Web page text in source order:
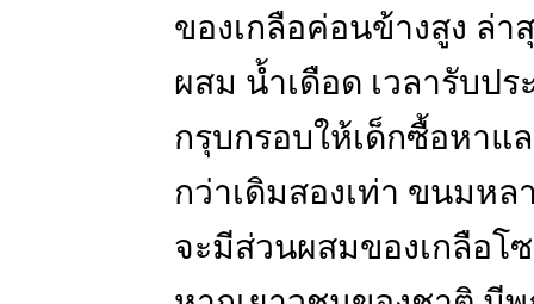
ของเกลือค่อนข้างสูง ล่
ผสม น้ำเดือด เวลารับป
กรุบกรอบให้เด็กซื้อหาแ
กว่าเดิมสองเท่า ขนมห
จะมีส่วนผสมของเกลือโ